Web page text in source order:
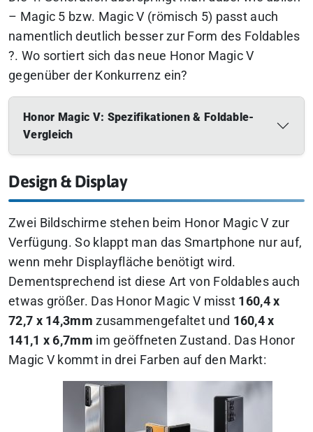
– Magic 5 bzw. Magic V (römisch 5) passt auch
namentlich deutlich besser zur Form des Foldables
?. Wo sortiert sich das neue Honor Magic V
gegenüber der Konkurrenz ein?
Honor Magic V: Spezifikationen & Foldable-
Vergleich
Design & Display
Zwei Bildschirme stehen beim Honor Magic V zur
Verfügung. So klappt man das Smartphone nur auf,
wenn mehr Displayfläche benötigt wird.
Dementsprechend ist diese Art von Foldables auch
etwas größer. Das Honor Magic V misst 160,4 x
72,7 x 14,3mm zusammengefaltet und 160,4 x
141,1 x 6,7mm im geöffneten Zustand. Das Honor
Magic V kommt in drei Farben auf den Markt: